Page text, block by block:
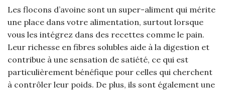
Les flocons d’avoine sont un super-aliment qui mérite
une place dans votre alimentation, surtout lorsque
vous les intégrez dans des recettes comme le pain.
Leur richesse en fibres solubles aide à la digestion et
contribue à une sensation de satiété, ce qui est
particulièrement bénéfique pour celles qui cherchent
à contrôler leur poids. De plus, ils sont également une